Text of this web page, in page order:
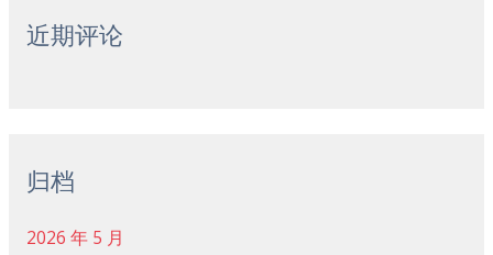
近期评论
归档
2026 年 5 月